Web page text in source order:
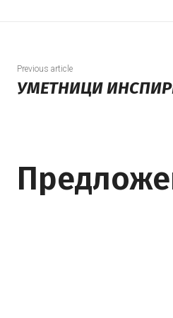
Previous article
УМЕТНИЦИ